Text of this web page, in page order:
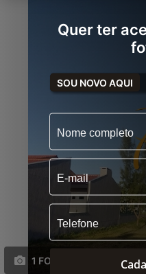
Quer ter
SOU NOVO AQUI
1 FOTOS